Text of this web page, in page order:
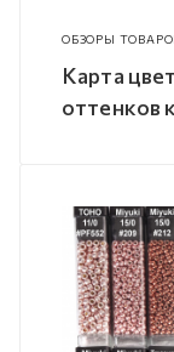
ОБЗОРЫ
Карта
оттенков